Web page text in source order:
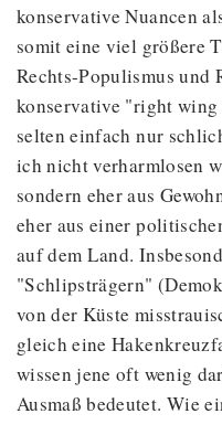
konservative Nuancen
somit eine viel größere
Rechts-Populismus und
konservative "right
selten einfach nur
ich nicht verharmlosen
sondern eher aus
eher aus einer
auf dem Land.
"Schlipsträgern"
von der Küste
gleich eine
wissen jene oft wenig
Ausmaß bedeutet. Wie